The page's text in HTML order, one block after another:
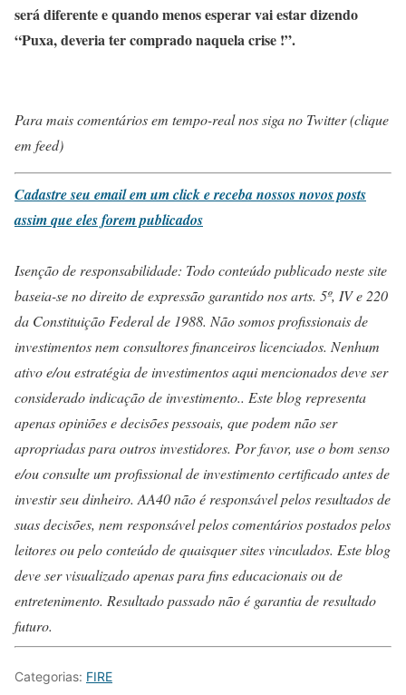
será diferente e quando menos esperar vai estar dizendo
“Puxa, deveria ter comprado naquela crise !”.
Para mais comentários em tempo-real nos siga no Twitter (clique
em feed)
Cadastre seu email em um click e receba nossos novos posts
assim que eles forem publicados
Isenção de responsabilidade: Todo conteúdo publicado neste site
baseia-se no direito de expressão garantido nos arts. 5º, IV e 220
da Constituição Federal de 1988. Não somos profissionais de
investimentos nem consultores financeiros licenciados. Nenhum
ativo e/ou estratégia de investimentos aqui mencionados deve ser
considerado indicação de investimento.. Este blog representa
apenas opiniões e decisões pessoais, que podem não ser
apropriadas para outros investidores. Por favor, use o bom senso
e/ou consulte um profissional de investimento certificado antes de
investir seu dinheiro. AA40 não é responsável pelos resultados de
suas decisões, nem responsável pelos comentários postados pelos
leitores ou pelo conteúdo de quaisquer sites vinculados. Este blog
deve ser visualizado apenas para fins educacionais ou de
entretenimento. Resultado passado não é garantia de resultado
futuro.
Categorias: FIRE